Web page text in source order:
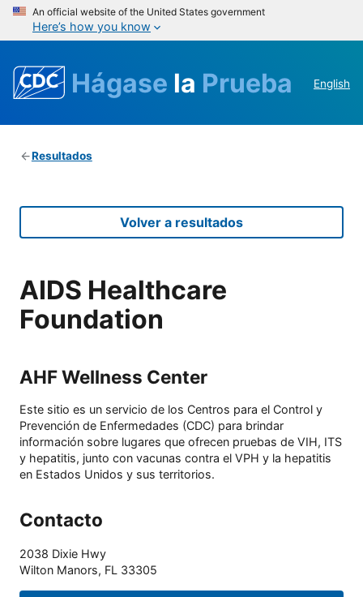
An official website of the United States government
Here’s how you know
Hágase la Prueba English
Resultados
Volver a resultados
AIDS Healthcare
Foundation
AHF Wellness Center
Este sitio es un servicio de los Centros para el Control y
Prevención de Enfermedades (CDC) para brindar
información sobre lugares que ofrecen pruebas de VIH, ITS
y hepatitis, junto con vacunas contra el VPH y la hepatitis
en Estados Unidos y sus territorios.
Contacto
2038 Dixie Hwy
Wilton Manors, FL 33305